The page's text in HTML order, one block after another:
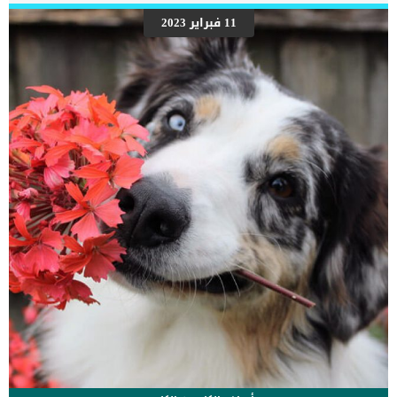
من الممكن أن يكون ذلك علامة على معاناته من التهاب اللثة فيجعله ذلك
يفرز الكثير من اللعاب مع خروج الروائح السيئة من فمه كما أن الكلب في
هذه الحالة يصاب بالغضب الشديد عندما يحاول أي شخص لمس فمه، وفي
هذه الحالة يجب عليك القيام بزيارة الطبيب اليطري حتى يستطيع فحص
فم الكلب وعلاجه بشكل فعال. سعال الكلب وصدور صوت […]
11 فبراير 2023